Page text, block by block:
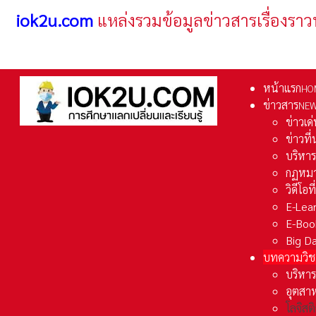
iok2u.com แหล่งรวมข้อมูลข่าวสารเรื่องร
หน้าแรก
ข่าวสาร
ข่าวเ
ข่าวที่
บริหา
กฏหม
วิดีโอ
E-
E-
Big
บทความวิช
บริหา
อุตสา
โลจิส